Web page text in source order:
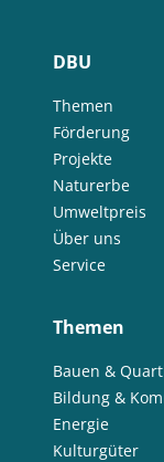
DBU
Themen
Förderung
Projekte
Naturerbe
Umweltpreis
Über uns
Service
Themen
Bauen &
Bildung &
Energie
Kulturgüter